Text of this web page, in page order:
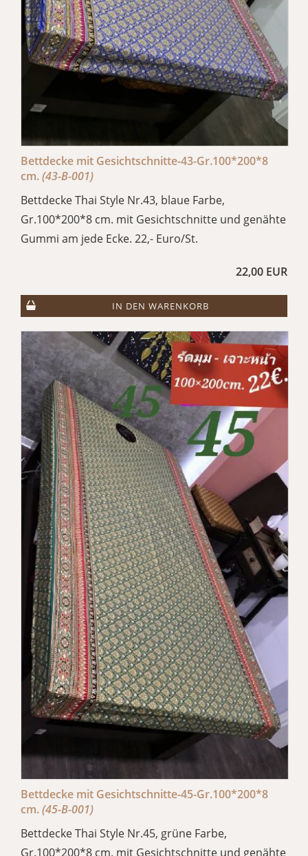
Bettdecke mit Gesichtschnitte-43-Gr.100*200*8
cm.(43-B-001)
Bettdecke Thai Style Nr.43, blaue Farbe,
Gr.100*200*8 cm. mit Gesichtschnitte und genähte
Gummi am jede Ecke. 22,- Euro/St.
22,00 EUR
IN DEN WARENKORB
Bettdecke mit Gesichtschnitte-45-Gr.100*200*8
cm.(45-B-001)
Bettdecke Thai Style Nr.45, grüne Farbe,
Gr.100*200*8 cm. mit Gesichtschnitte und genähte